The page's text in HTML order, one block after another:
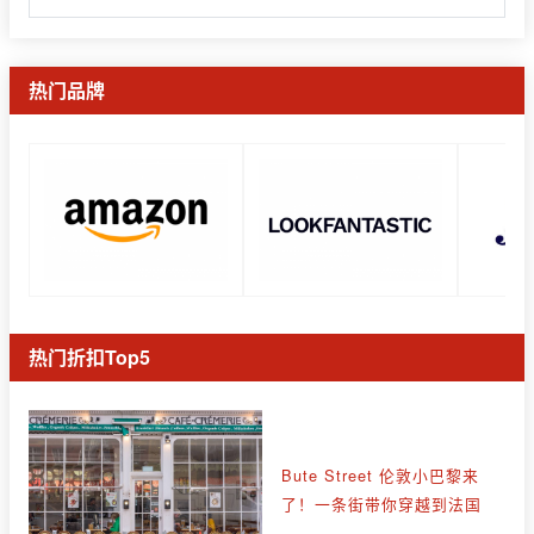
热门品牌
热门折扣Top5
Bute Street 伦敦小巴黎来
了！一条街带你穿越到法国